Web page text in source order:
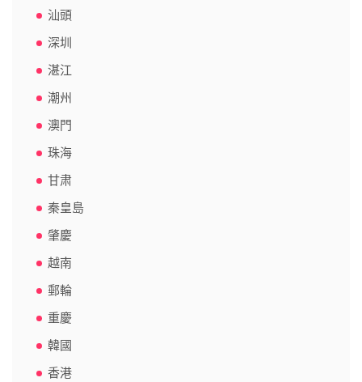
汕頭
深圳
湛江
潮州
澳門
珠海
甘肃
秦皇島
肇慶
越南
郵輪
重慶
韓國
香港